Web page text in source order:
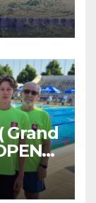
Grand
–